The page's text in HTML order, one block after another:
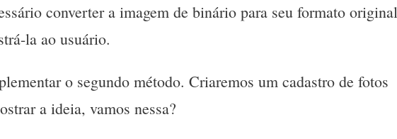
converter a imagem de binário para seu formato original
la ao usuário.
o segundo método. Criaremos um cadastro de fotos
a ideia, vamos nessa?